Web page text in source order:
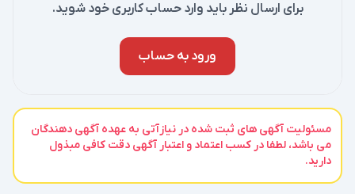
برای ارسال نظر باید وارد حساب کاربری خود شوید.
ورود به حساب
مسئولیت آگهی های ثبت شده در نیازآتی به عهده آگهی دهندگان
می باشد، لطفا در کسب اعتماد و اعتبار آگهی دقت کافی مبذول
دارید.